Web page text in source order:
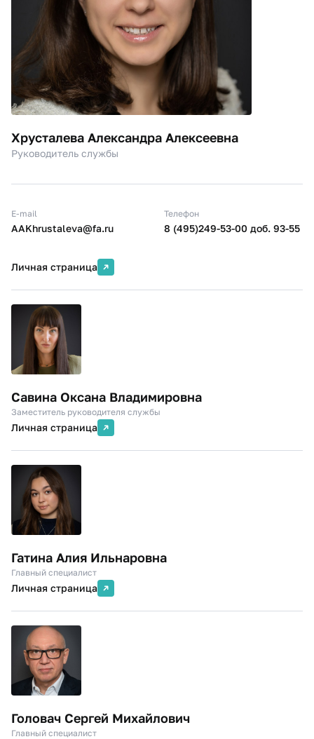
Хрусталева Александра Алексеевна
Руководитель службы
E-mail
AAKhrustaleva@fa.ru
Телефон
8 (495)249-53-00 доб. 93-55
Личная страница
Савина Оксана Владимировна
Заместитель руководителя службы
Личная страница
Гатина Алия Ильнаровна
Главный специалист
Личная страница
Головач Сергей Михайлович
Главный специалист